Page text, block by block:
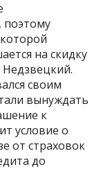
поэтому
на скидку
своим
вынуждать
к
условие о
от страховок
до